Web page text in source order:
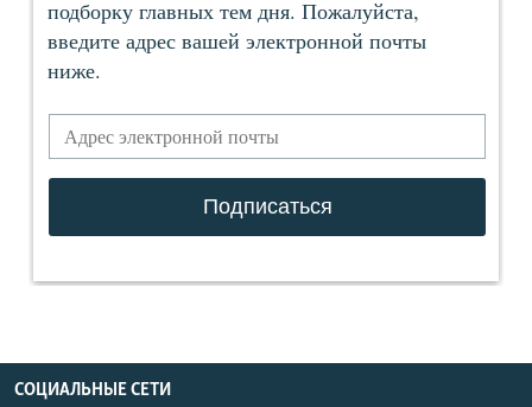
СОЦИАЛЬНЫЕ СЕТИ